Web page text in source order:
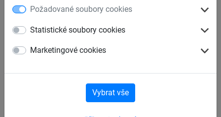
Požadované soubory cookies
Statistické soubory cookies
Marketingové cookies
Vybrat vše
Volejbalová síť pro plážový
volejbal, PP 3 mm